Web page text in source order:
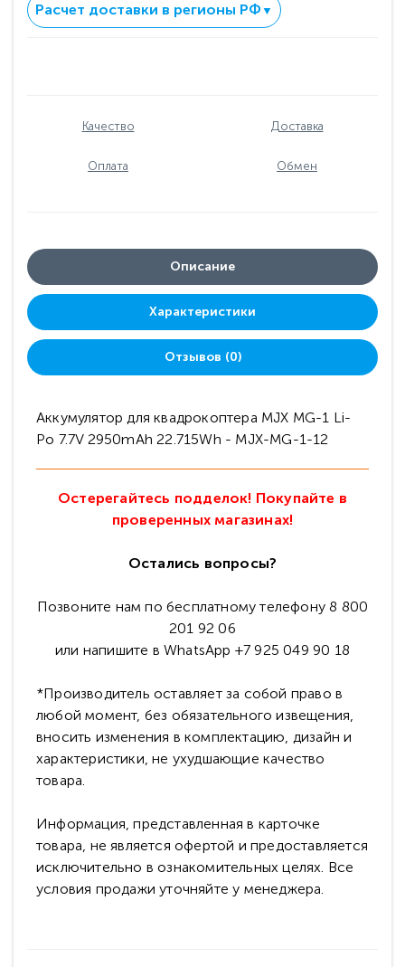
Расчет доставки в регионы РФ ▼
Качество Доставка
Оплата Обмен
Описание
Характеристики
Отзывов (0)
Аккумулятор для квадрокоптера MJX MG-1 Li-
Po 7.7V 2950mAh 22.715Wh - MJX-MG-1-12
Остерегайтесь подделок! Покупайте в
проверенных магазинах!
Остались вопросы?
Позвоните нам по бесплатному телефону 8 800
201 92 06
или напишите в WhatsApp +7 925 049 90 18
*Производитель оставляет за собой право в
любой момент, без обязательного извещения,
вносить изменения в комплектацию, дизайн и
характеристики, не ухудшающие качество
товара.
Информация, представленная в карточке
товара, не является офертой и предоставляется
исключительно в ознакомительных целях. Все
условия продажи уточняйте у менеджера.